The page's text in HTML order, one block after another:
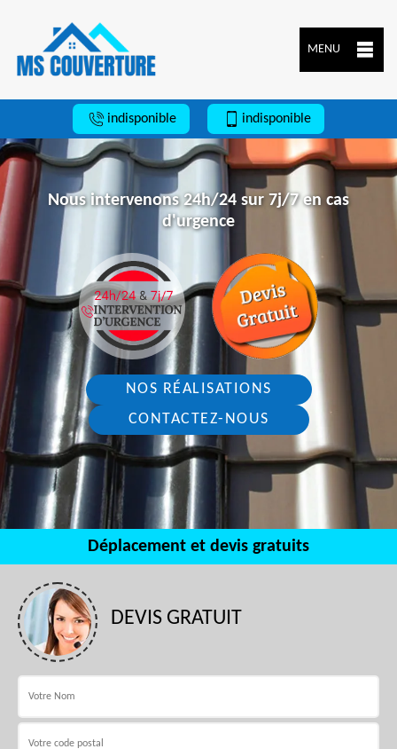
MENU
indisponible indisponible
Nous intervenons 24h/24 sur 7j/7 en cas
d'urgence
NOS RÉALISATIONS
CONTACTEZ-NOUS
Déplacement et devis gratuits
DEVIS GRATUIT